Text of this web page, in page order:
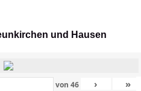
und Hausen
von46 › »